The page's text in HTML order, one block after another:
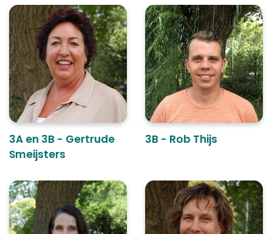
3A en 3B - Gertrude
Smeijsters
3B - Rob Thijs